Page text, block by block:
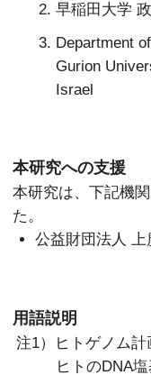
早稲田大学
Department
Gurion
Israel
本研究への支援
本研究は、下記機
た。
公益財団法人 上
用語説明
注1）ヒトゲノム計
ヒトのDNA